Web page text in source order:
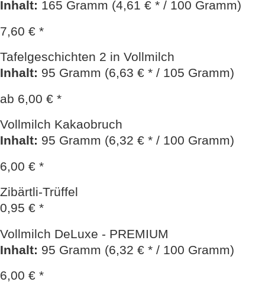
Inhalt: 165 Gramm (4,61 € * / 100 Gramm)
7,60 € *
Tafelgeschichten 2 in Vollmilch
Inhalt: 95 Gramm (6,63 € * / 105 Gramm)
ab 6,00 € *
Vollmilch Kakaobruch
Inhalt: 95 Gramm (6,32 € * / 100 Gramm)
6,00 € *
Zibärtli-Trüffel
0,95 € *
Vollmilch DeLuxe - PREMIUM
Inhalt: 95 Gramm (6,32 € * / 100 Gramm)
6,00 € *